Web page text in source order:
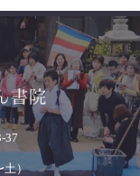
37
土）